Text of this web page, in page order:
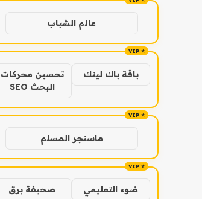
عالم الشباب
باقة باك لينك
تحسين محركات
البحث SEO
ماسنجر المسلم
ضوء التعليمي صحيفة برق